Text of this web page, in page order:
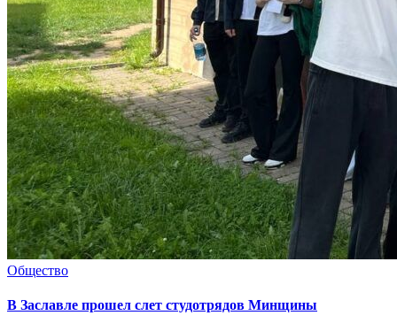
Общество
В Заславле прошел слет студотрядов Минщины